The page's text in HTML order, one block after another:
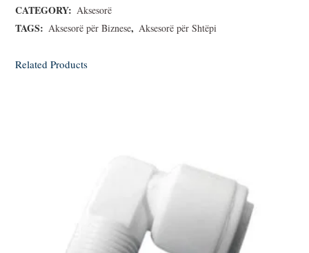
CATEGORY: Aksesorë
TAGS: Aksesorë për Biznese, Aksesorë për Shtëpi
Related Products